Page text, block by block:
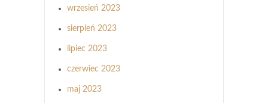
wrzesień 2023
sierpień 2023
lipiec 2023
czerwiec 2023
maj 2023